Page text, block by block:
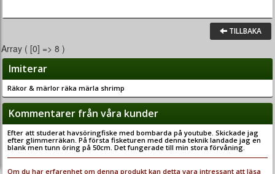
TILLBAKA
Array ( [0] => 8 )
Imiterar
Räkor & märlor räka märla shrimp
Kommentarer från våra kunder
Efter att studerat havsöringfiske med bombarda på youtube. Skickade jag
efter glimmerräkan. På första fisketuren med denna teknik landade jag en
blank men tunn öring på 50cm. Det fungerade till min stora förvåning.
Om du har erfarenhet om denna produkt kan detta vara intressant att läsa